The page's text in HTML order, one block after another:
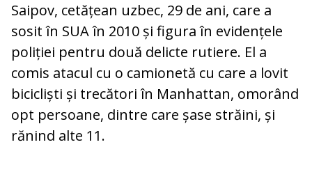
Saipov, cetățean uzbec, 29 de ani, care a
sosit în SUA în 2010 și figura în evidențele
poliției pentru două delicte rutiere. El a
comis atacul cu o camionetă cu care a lovit
bicicliști și trecători în Manhattan, omorând
opt persoane, dintre care șase străini, și
rănind alte 11.